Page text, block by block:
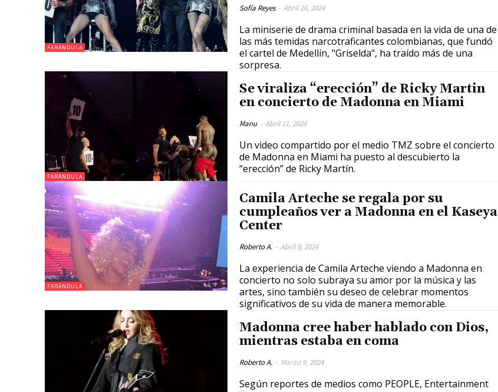
FARÁNDULA
Sofía Reyes - Abril 26, 2024
La miniserie de drama criminal basada en la vida de una de
las más temidas narcotraficantes colombianas, que fundó
el cartel de Medellín, "Griselda", ha traído más de una
sorpresa.
FARÁNDULA
Se viraliza “erección” de Ricky Martin
en concierto de Madonna en Miami
Manu - Abril 11, 2024
Un video compartido por el medio TMZ sobre el concierto
de Madonna en Miami ha puesto al descubierto la
“erección” de Ricky Martín.
FARÁNDULA
Camila Arteche se regala por su
cumpleaños ver a Madonna en el Kaseya
Center
Roberto A. - Abril 9, 2024
La experiencia de Camila Arteche viendo a Madonna en
concierto no solo subraya su amor por la música y las
artes, sino también su deseo de celebrar momentos
significativos de su vida de manera memorable.
Madonna cree haber hablado con Dios,
mientras estaba en coma
Roberto A. - Marzo 9, 2024
Según reportes de medios como PEOPLE, Entertainment